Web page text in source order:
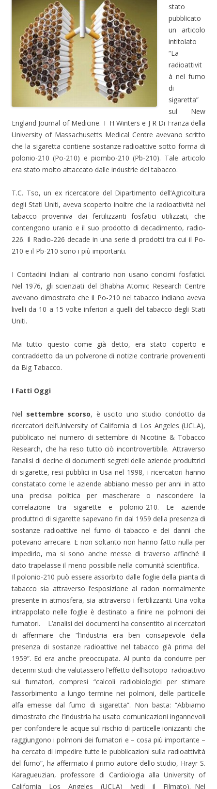
stato
pubblicato
un articolo
intitolato
“La
radioattivit
à nel fumo
di
sigaretta”
sul New
England Journal of Medicine. T H Winters e J R Di Franza della
University of Massachusetts Medical Centre avevano scritto
che la sigaretta contiene sostanze radioattive sotto forma di
polonio-210 (Po-210) e piombo-210 (Pb-210). Tale articolo
era stato molto attaccato dalle industrie del tabacco.
T.C. Tso, un ex ricercatore del Dipartimento dell’Agricoltura
degli Stati Uniti, aveva scoperto inoltre che la radioattività nel
tabacco proveniva dai fertilizzanti fosfatici utilizzati, che
contengono uranio e il suo prodotto di decadimento, radio-
226. Il Radio-226 decade in una serie di prodotti tra cui il Po-
210 e il Pb-210 sono i più importanti.
I Contadini Indiani al contrario non usano concimi fosfatici.
Nel 1976, gli scienziati del Bhabha Atomic Research Centre
avevano dimostrato che il Po-210 nel tabacco indiano aveva
livelli da 10 a 15 volte inferiori a quelli del tabacco degli Stati
Uniti.
Ma tutto questo come già detto, era stato coperto e
contraddetto da un polverone di notizie contrarie provenienti
da Big Tabacco.
I Fatti Oggi
Nel settembre scorso, è uscito uno studio condotto da
ricercatori dell’University of California di Los Angeles (UCLA),
pubblicato nel numero di settembre di Nicotine & Tobacco
Research, che ha reso tutto ciò incontrovertibile. Attraverso
l’analisi di decine di documenti segreti delle aziende produttrici
di sigarette, resi pubblici in Usa nel 1998, i ricercatori hanno
constatato come le aziende abbiano messo per anni in atto
una precisa politica per mascherare o nascondere la
correlazione tra sigarette e polonio-210. Le aziende
produttrici di sigarette sapevano fin dal 1959 della presenza di
sostanze radioattive nel fumo di tabacco e dei danni che
potevano arrecare. E non soltanto non hanno fatto nulla per
impedirlo, ma si sono anche messe di traverso affinché il
dato trapelasse il meno possibile nella comunità scientifica.
Il polonio-210 può essere assorbito dalle foglie della pianta di
tabacco sia attraverso l’esposizione al radon normalmente
presente in atmosfera, sia attraverso i fertilizzanti. Una volta
intrappolato nelle foglie è destinato a finire nei polmoni dei
fumatori. L’analisi dei documenti ha consentito ai ricercatori
di affermare che “l’industria era ben consapevole della
presenza di sostanze radioattive nel tabacco già prima del
1959”. Ed era anche preoccupata. Al punto da condurre per
decenni studi che valutassero l’effetto dell’isotopo radioattivo
sui fumatori, compresi “calcoli radiobiologici per stimare
l’assorbimento a lungo termine nei polmoni, delle particelle
alfa emesse dal fumo di sigaretta”. Non basta: “Abbiamo
dimostrato che l’industria ha usato comunicazioni ingannevoli
per confondere le acque sul rischio di particelle ionizzanti che
raggiungono i polmoni dei fumatori e – cosa più importante –
ha cercato di impedire tutte le pubblicazioni sulla radioattività
del fumo”, ha affermato il primo autore dello studio, Hrayr S.
Karagueuzian, professore di Cardiologia alla University of
California Los Angeles (UCLA) (vedi il Filmato). Nel